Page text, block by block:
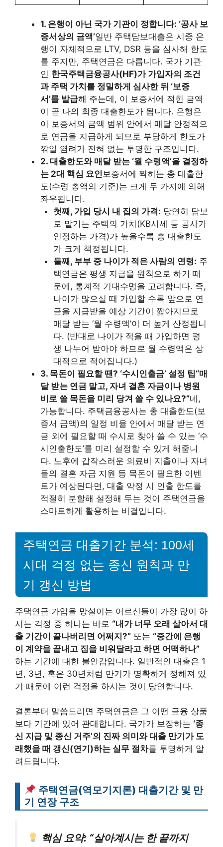
1. 은행이 아닌 국가 기관이 정합니다: ‘공사 보
증서상의 금액’일반 주택담보대출은 시중 은
행이 자체적으로 LTV, DSR 등을 심사해 한도
를 주지만, 주택연금은 다릅니다. 국가 기관
인 한국주택금융공사(HF)가 가입자의 조건
과 주택 가치를 정밀하게 심사한 뒤 ‘보증
서’를 발급해 주는데, 이 보증서에 적힌 금액
이 곧 나의 최종 대출한도가 됩니다. 은행은
이 보증서의 금액 범위 안에서 매달 안정적으
로 연금을 지급하게 되므로 부당하게 한도가
깎일 염려가 전혀 없는 투명한 구조입니다.
2. 대출한도와 매달 받는 ‘월 수령액’을 결정하
는 2대 핵심 요인 보증서에 찍히는 총 대출한
도(수령 총액의 기준)는 크게 두 가지에 의해
좌우됩니다.
첫째, 가입 당시 내 집의 가격: 당연히 담보
로 맡기는 주택의 가치(KB시세 등 공사가
인정하는 가격)가 높을수록 총 대출한도
가 크게 책정됩니다.
둘째, 부부 중 나이가 적은 사람의 연령: 주
택연금은 평생 지급을 원칙으로 하기 때
문에, 통계적 기대수명을 고려합니다. 즉,
나이가 많으실 때 가입할 수록 앞으로 연
금을 지급받을 예상 기간이 짧아지므로
매달 받는 ‘월 수령액’이 더 높게 산정됩니
다. (반대로 나이가 적을 때 가입하면 평
생 나누어 받아야 하므로 월 수령액은 상
대적으로 적어집니다.)
3. 목돈이 필요할 땐? ‘수시인출금’ 설정 팁“매
달 받는 연금 말고, 자녀 결혼 자금이나 병원
비로 쓸 목돈을 미리 당겨 쓸 수 있나요?”네,
가능합니다. 주택금융공사는 총 대출한도(보
증서 금액)의 일정 비율 안에서 매달 받는 연
금 외에 필요할 때 수시로 찾아 쓸 수 있는 ‘수
시인출한도’를 미리 설정할 수 있게 해줍니
다. 노후에 갑작스러운 의료비 지출이나 자녀
들의 결혼 자금 지원 등 목돈이 필요한 이벤
트가 예상된다면, 대출 약정 시 인출 한도를
적절히 분할해 설정해 두는 것이 주택연금을
스마트하게 활용하는 비결입니다.
주택연금 대출기간 분석: 100세
시대 걱정 없는 종신 원칙과 만
기 갱신 방법
주택연금 가입을 망설이는 어르신들이 가장 많이 하
시는 걱정 중 하나는 바로 “내가 너무 오래 살아서 대
출 기간이 끝나버리면 어쩌지?” 또는 “중간에 은행
이 계약을 끝내고 집을 비워달라고 하면 어떡하나”
하는 기간에 대한 불안감입니다. 일반적인 대출은 1
년, 3년, 혹은 30년처럼 만기가 명확하게 정해져 있
기 때문에 이런 걱정을 하시는 것이 당연합니다.
결론부터 말씀드리면 주택연금은 그 어떤 금융 상품
보다 기간에 있어 관대합니다. 국가가 보장하는 ‘종
신 지급 및 종신 거주’의 진짜 의미와 대출 만기가 도
래했을 때 갱신(연기)하는 실무 절차를 투명하게 알
려드립니다.
주택연금(역모기지론) 대출기간 및 만
기 연장 구조
핵심 요약: “살아계시는 한 끝까지